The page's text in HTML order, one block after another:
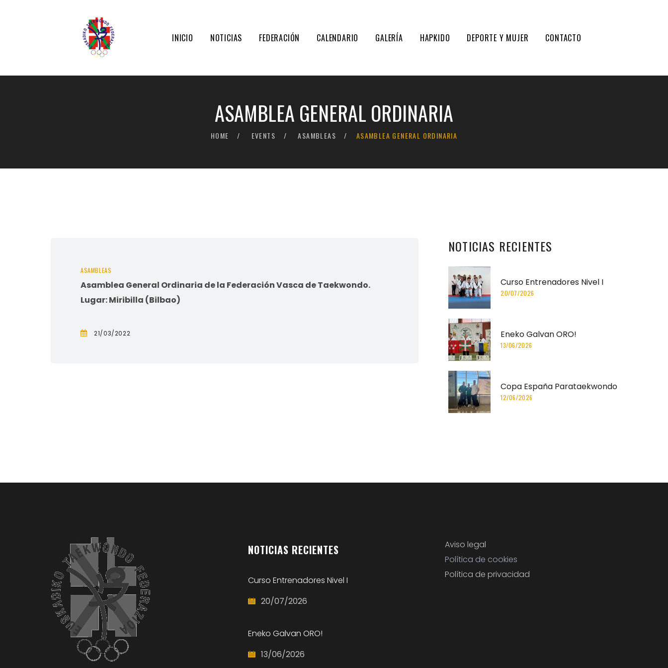
INICIO NOTICIAS FEDERACIÓN CALENDARIO GALERÍA HAPKIDO DEPORTE Y MUJER CONTACTO
ASAMBLEA GENERAL ORDINARIA
HOME EVENTS ASAMBLEAS ASAMBLEA GENERAL ORDINARIA
ASAMBLEAS
Asamblea General Ordinaria de la Federación Vasca de Taekwondo.
Lugar: Miribilla (Bilbao)
21/03/2022
NOTICIAS RECIENTES
Curso Entrenadores Nivel I
20/07/2026
Eneko Galvan ORO!
13/06/2026
Copa España Parataekwondo
12/06/2026
NOTICIAS RECIENTES
Curso Entrenadores Nivel I
20/07/2026
Eneko Galvan ORO!
13/06/2026
Aviso legal
Política de cookies
Política de privacidad